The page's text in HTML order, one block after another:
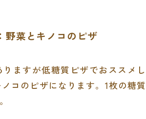
野菜とキノコのピザ
ますが低糖質ピザでおススメし
コのピザになります。 1枚の糖質